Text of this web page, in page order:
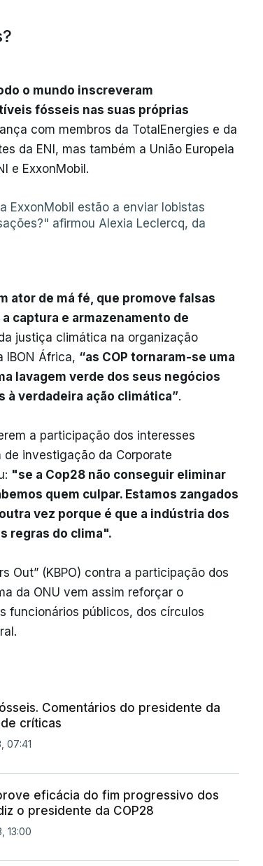
o mundo inscreveram
fósseis nas suas próprias
com membros da TotalEnergies e da
da ENI, mas também a União Europeia
e ExxonMobil.
ExxonMobil estão a enviar lobistas
afirmou Alexia Leclercq, da
ator de má fé, que promove falsas
captura e armazenamento de
justiça climática na organização
IBON África, “as COP tornaram-se uma
lavagem verde dos seus negócios
verdadeira ação climática”.
a participação dos interesses
investigação da Corporate
"se a Cop28 não conseguir eliminar
quem culpar. Estamos zangados
vez porque é que a indústria dos
regras do clima".
Out” (KBPO) contra a participação dos
da ONU vem assim reforçar o
funcionários públicos, dos círculos
Comentários do presidente da
críticas
07:41
eficácia do fim progressivo dos
o presidente da COP28
13:00